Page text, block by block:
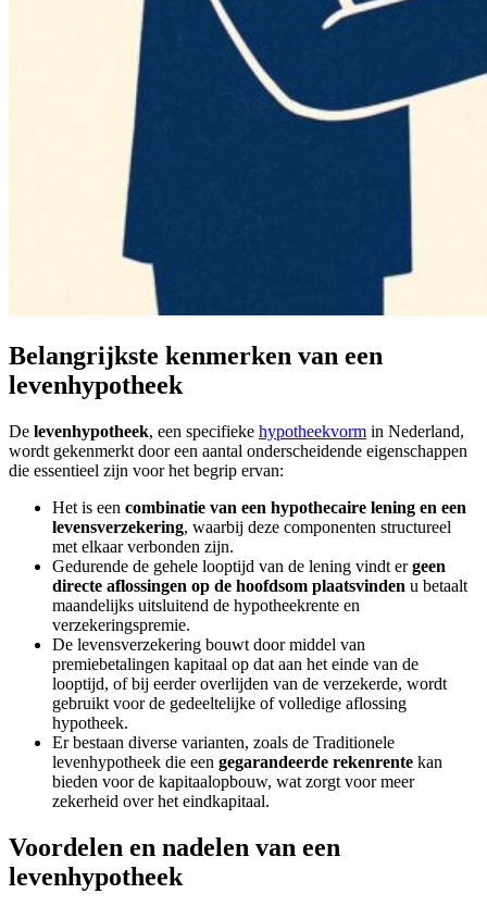
Belangrijkste kenmerken van een
levenhypotheek
De levenhypotheek, een specifieke hypotheekvorm in Nederland,
wordt gekenmerkt door een aantal onderscheidende eigenschappen
die essentieel zijn voor het begrip ervan:
Het is een combinatie van een hypothecaire lening en een
levensverzekering, waarbij deze componenten structureel
met elkaar verbonden zijn.
Gedurende de gehele looptijd van de lening vindt ergeen
directe aflossingen op de hoofdsom plaatsvinden u betaalt
maandelijks uitsluitend de hypotheekrente en
verzekeringspremie.
De levensverzekering bouwt door middel van
premiebetalingen kapitaal op dat aan het einde van de
looptijd, of bij eerder overlijden van de verzekerde, wordt
gebruikt voor de gedeeltelijke of volledige aflossing
hypotheek.
Er bestaan diverse varianten, zoals de Traditionele
levenhypotheek die een gegarandeerde rekenrente kan
bieden voor de kapitaalopbouw, wat zorgt voor meer
zekerheid over het eindkapitaal.
Voordelen en nadelen van een
levenhypotheek